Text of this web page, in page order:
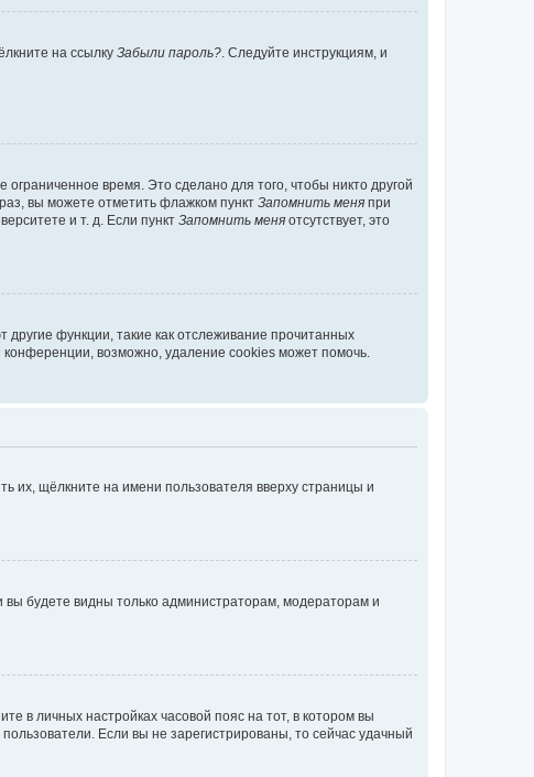
на ссылку Забыли пароль? . Следуйте инструкциям, и
время. Это сделано для того, чтобы никто другой
вы можете отметить флажком пункт Запомнить меня при
и т. д. Если пункт Запомнить меня отсутствует, это
функции, такие как отслеживание прочитанных
возможно, удаление cookies может помочь.
их, щёлкните на имени пользователя вверху страницы и
и вы будете видны только администраторам, модераторам и
в личных настройках часовой пояс на тот, в котором вы
Если вы не зарегистрированы, то сейчас удачный